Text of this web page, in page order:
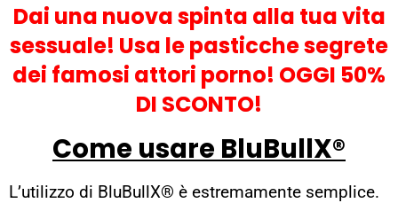
Dai una nuova spinta alla tua vita
sessuale! Usa le pasticche segrete
dei famosi attori porno! OGGI 50%
DI SCONTO!
Come usare BluBullX®
L’utilizzo di BluBullX® è estremamente semplice.